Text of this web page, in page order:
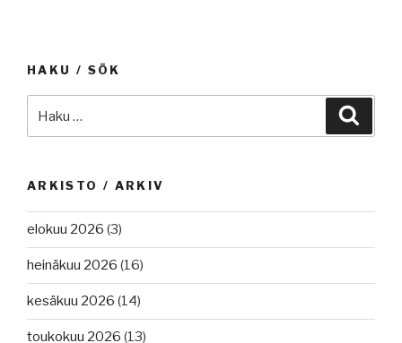
Intia,
sääntöjä
alusta,
pysäyttivät
aluksen,
varjolaivastomenettelyä
öljykuljetuksissa
romutuksessa,
HAKU / SÖK
ARKISTO / ARKIV
elokuu 2026 (3)
heinäkuu 2026 (16)
kesäkuu 2026 (14)
toukokuu 2026 (13)